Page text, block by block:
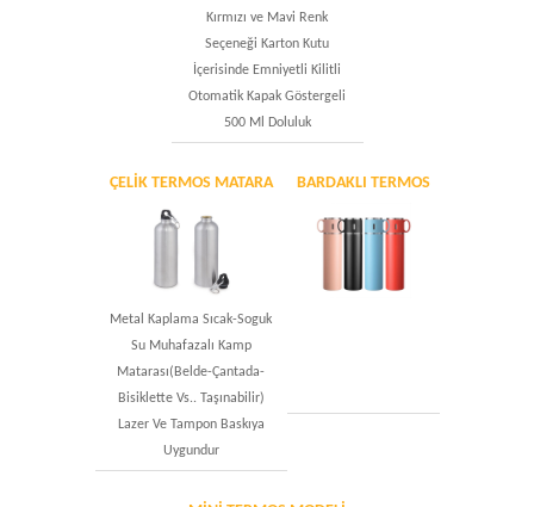
Kırmızı ve Mavi Renk
Seçeneği Karton Kutu
İçerisinde Emniyetli Kilitli
Otomatik Kapak Göstergeli
500 Ml Doluluk
ÇELIK TERMOS MATARA
Metal Kaplama Sıcak-Soguk
Su Muhafazalı Kamp
Matarası(Belde-Çantada-
Bisiklette Vs.. Taşınabilir)
Lazer Ve Tampon Baskıya
Uygundur
BARDAKLI TERMOS